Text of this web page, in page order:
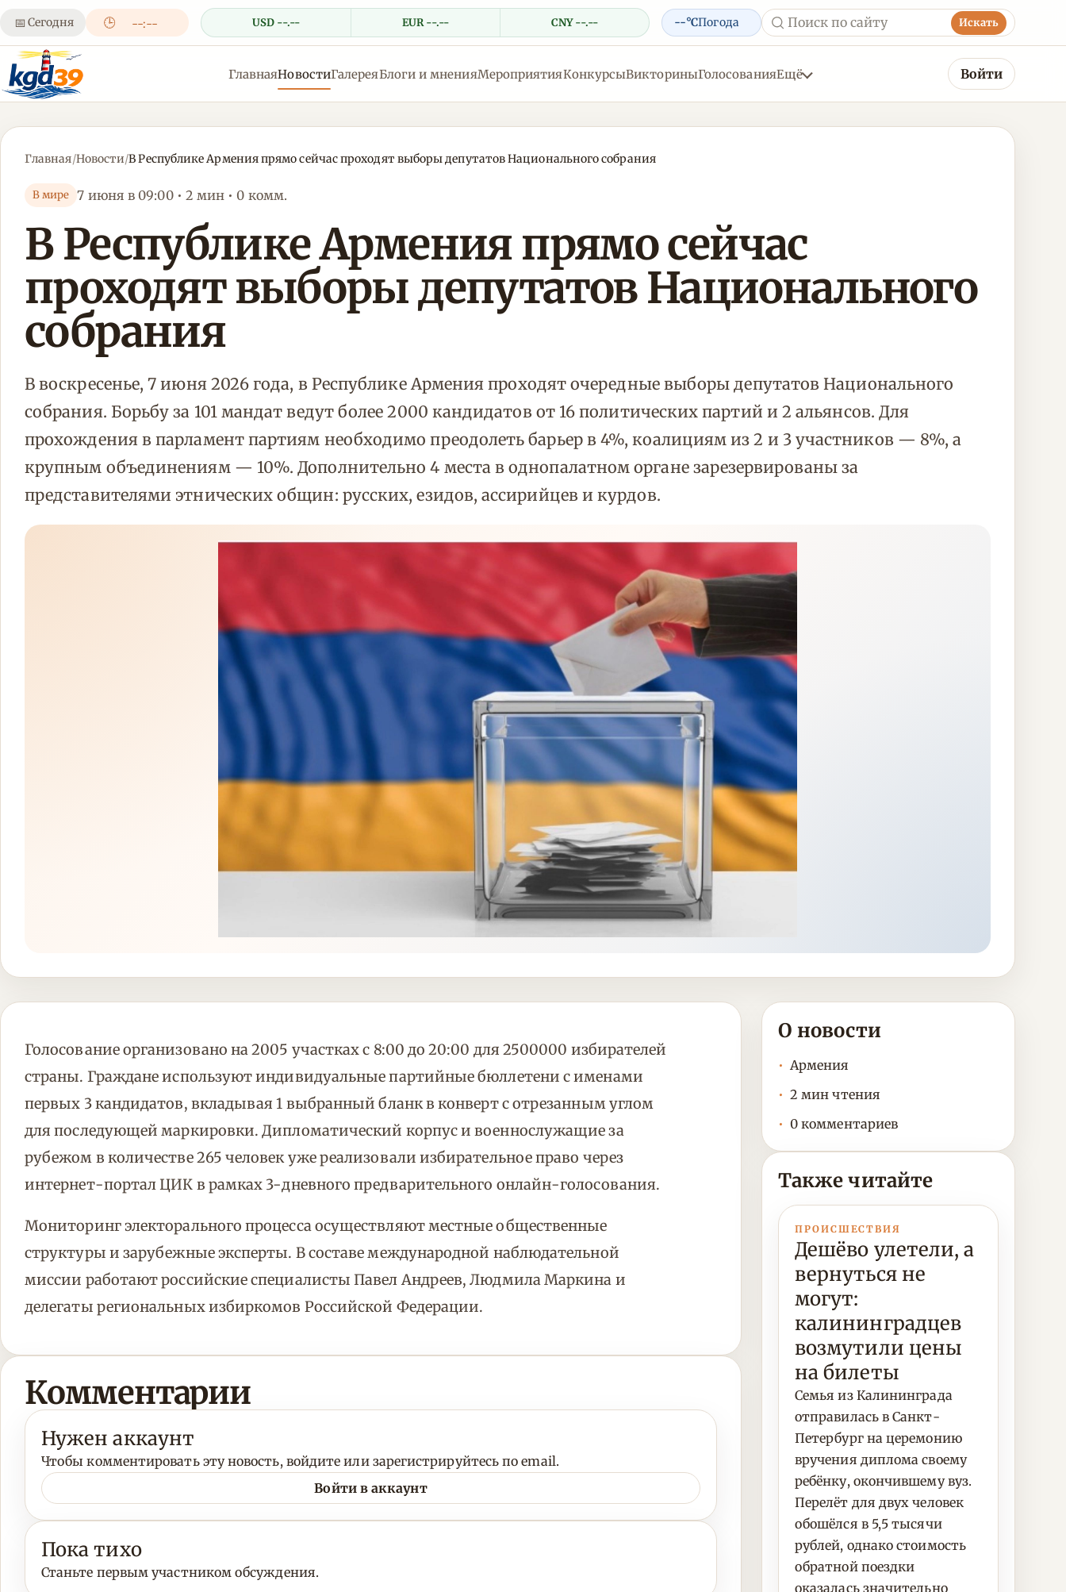
📅 Сегодня 🕒 --:-- USD --.-- EUR --.-- CNY --.-- --°CПогода Искать
ГлавнаяНовостиГалереяБлоги и мненияМероприятияКонкурсыВикториныГолосованияЕщё Войти
Главная/Новости/В Республике Армения прямо сейчас проходят выборы депутатов Национального собрания
В мире 7 июня в 09:00 • 2 мин • 0 комм.
В Республике Армения прямо сейчас
проходят выборы депутатов Национального
собрания
В воскресенье, 7 июня 2026 года, в Республике Армения проходят очередные выборы депутатов Национального
собрания. Борьбу за 101 мандат ведут более 2000 кандидатов от 16 политических партий и 2 альянсов. Для
прохождения в парламент партиям необходимо преодолеть барьер в 4%, коалициям из 2 и 3 участников — 8%, а
крупным объединениям — 10%. Дополнительно 4 места в однопалатном органе зарезервированы за
представителями этнических общин: русских, езидов, ассирийцев и курдов.
Голосование организовано на 2005 участках с 8:00 до 20:00 для 2500000 избирателей
страны. Граждане используют индивидуальные партийные бюллетени с именами
первых 3 кандидатов, вкладывая 1 выбранный бланк в конверт с отрезанным углом
для последующей маркировки. Дипломатический корпус и военнослужащие за
рубежом в количестве 265 человек уже реализовали избирательное право через
интернет-портал ЦИК в рамках 3-дневного предварительного онлайн-голосования.
Мониторинг электорального процесса осуществляют местные общественные
структуры и зарубежные эксперты. В составе международной наблюдательной
миссии работают российские специалисты Павел Андреев, Людмила Маркина и
делегаты региональных избиркомов Российской Федерации.
Комментарии
Нужен аккаунт
Чтобы комментировать эту новость, войдите или зарегистрируйтесь по email.
Войти в аккаунт
Пока тихо
Станьте первым участником обсуждения.
О новости
Армения
2 мин чтения
0 комментариев
Также читайте
ПРОИСШЕСТВИЯ
Дешёво улетели, а
вернуться не
могут:
калининградцев
возмутили цены
на билеты
Семья из Калининграда
отправилась в Санкт-
Петербург на церемонию
вручения диплома своему
ребёнку, окончившему вуз.
Перелёт для двух человек
обошёлся в 5,5 тысячи
рублей, однако стоимость
обратной поездки
оказалась значительно